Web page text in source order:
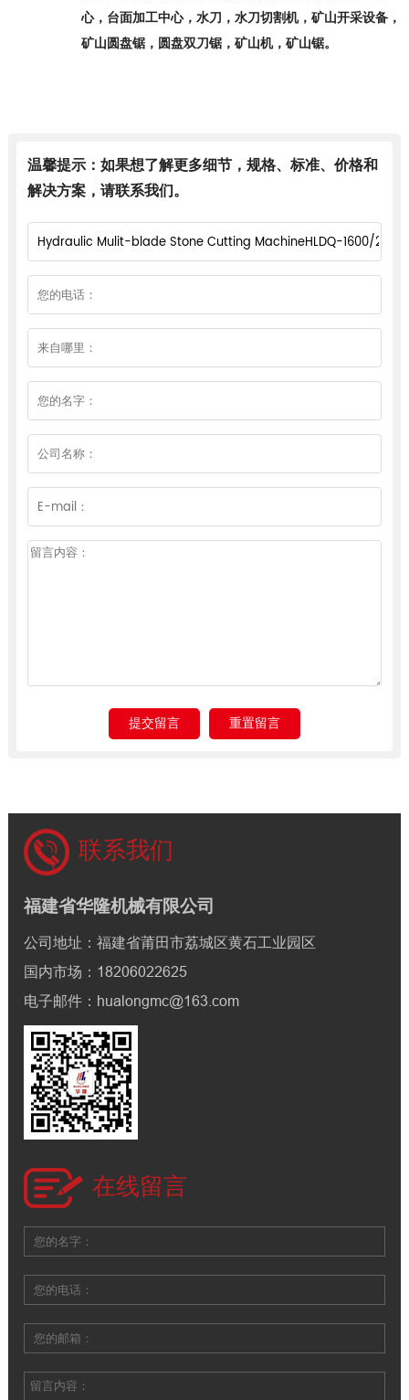
心，台面加工中心，水刀，水刀切割机，矿山开采设备，
矿山圆盘锯，圆盘双刀锯，矿山机，矿山锯。
温馨提示：如果想了解更多细节，规格、标准、价格和
解决方案，请联系我们。
联系我们
福建省华隆机械有限公司
公司地址：福建省莆田市荔城区黄石工业园区
国内市场：18206022625
电子邮件：hualongmc@163.com
在线留言